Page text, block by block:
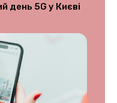
день 5G у Києві